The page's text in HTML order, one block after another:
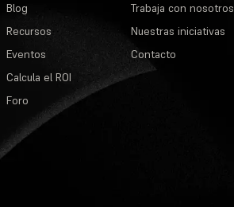
Blog
Recursos
Eventos
Calcula el ROI
Foro
Trabaja con nosotros
Nuestras iniciativas
Contacto